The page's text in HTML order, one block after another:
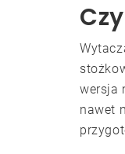
wersja
nawet